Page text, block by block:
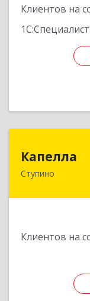
Клиентов на
1С:Специалист
Капелла
Ступино
Клиентов на
142800,